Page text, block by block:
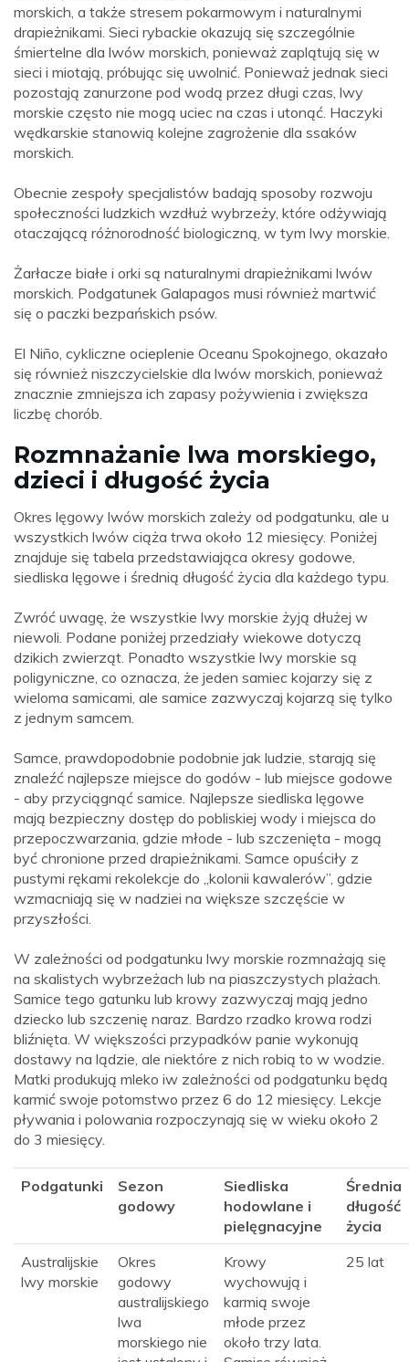
morskich, a także stresem pokarmowym i naturalnymi
drapieżnikami. Sieci rybackie okazują się szczególnie
śmiertelne dla lwów morskich, ponieważ zaplątują się w
sieci i miotają, próbując się uwolnić. Ponieważ jednak sieci
pozostają zanurzone pod wodą przez długi czas, lwy
morskie często nie mogą uciec na czas i utonąć. Haczyki
wędkarskie stanowią kolejne zagrożenie dla ssaków
morskich.
Obecnie zespoły specjalistów badają sposoby rozwoju
społeczności ludzkich wzdłuż wybrzeży, które odżywiają
otaczającą różnorodność biologiczną, w tym lwy morskie.
Żarłacze białe i orki są naturalnymi drapieżnikami lwów
morskich. Podgatunek Galapagos musi również martwić
się o paczki bezpańskich psów.
El Niño, cykliczne ocieplenie Oceanu Spokojnego, okazało
się również niszczycielskie dla lwów morskich, ponieważ
znacznie zmniejsza ich zapasy pożywienia i zwiększa
liczbę chorób.
Rozmnażanie lwa morskiego,
dzieci i długość życia
Okres lęgowy lwów morskich zależy od podgatunku, ale u
wszystkich lwów ciąża trwa około 12 miesięcy. Poniżej
znajduje się tabela przedstawiająca okresy godowe,
siedliska lęgowe i średnią długość życia dla każdego typu.
Zwróć uwagę, że wszystkie lwy morskie żyją dłużej w
niewoli. Podane poniżej przedziały wiekowe dotyczą
dzikich zwierząt. Ponadto wszystkie lwy morskie są
poligyniczne, co oznacza, że ​​jeden samiec kojarzy się z
wieloma samicami, ale samice zazwyczaj kojarzą się tylko
z jednym samcem.
Samce, prawdopodobnie podobnie jak ludzie, starają się
znaleźć najlepsze miejsce do godów - lub miejsce godowe
- aby przyciągnąć samice. Najlepsze siedliska lęgowe
mają bezpieczny dostęp do pobliskiej wody i miejsca do
przepoczwarzania, gdzie młode - lub szczenięta - mogą
być chronione przed drapieżnikami. Samce opuściły z
pustymi rękami rekolekcje do „kolonii kawalerów”, gdzie
wzmacniają się w nadziei na większe szczęście w
przyszłości.
W zależności od podgatunku lwy morskie rozmnażają się
na skalistych wybrzeżach lub na piaszczystych plażach.
Samice tego gatunku lub krowy zazwyczaj mają jedno
dziecko lub szczenię naraz. Bardzo rzadko krowa rodzi
bliźnięta. W większości przypadków panie wykonują
dostawy na lądzie, ale niektóre z nich robią to w wodzie.
Matki produkują mleko iw zależności od podgatunku będą
karmić swoje potomstwo przez 6 do 12 miesięcy. Lekcje
pływania i polowania rozpoczynają się w wieku około 2
do 3 miesięcy.
Podgatunki
Sezon
godowy
Siedliska
hodowlane i
pielęgnacyjne
Średnia
długość
życia
Australijskie
lwy morskie
Okres
godowy
australijskiego
lwa
morskiego nie
Krowy
wychowują i
karmią swoje
młode przez
około trzy lata.
25 lat